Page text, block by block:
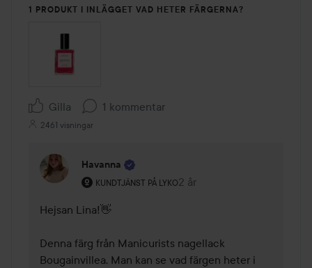
1 PRODUKT I INLÄGGET VAD HETER FÄRGERNA?
Gilla 1 kommentar
2461 visningar
Havanna
KUNDTJÄNST PÅ LYKO
Användarens roll: Kundtjänst på Lyko.
2 år
Kommentaren lades 2 år
Hejsan Lina!👋
Denna färg från Manicurists nagellack
Bougainvillea. Man kan se vad färgen heter i